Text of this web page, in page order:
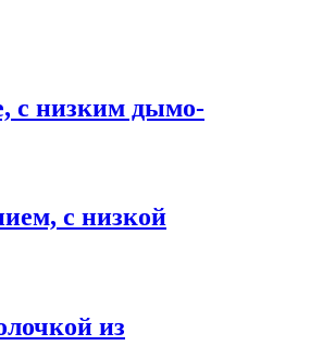
с низким дымо-
с низкой
из